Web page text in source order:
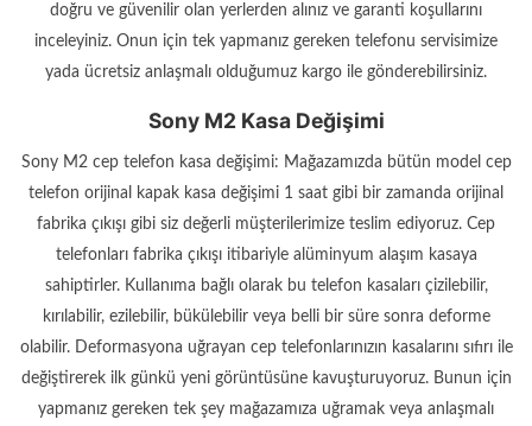
doğru ve güvenilir olan yerlerden alınız ve garanti koşullarını
inceleyiniz. Onun için tek yapmanız gereken telefonu servisimize
yada ücretsiz anlaşmalı olduğumuz kargo ile gönderebilirsiniz.
Sony M2 Kasa Değişimi
Sony M2 cep telefon kasa değişimi: Mağazamızda bütün model cep
telefon orijinal kapak kasa değişimi 1 saat gibi bir zamanda orijinal
fabrika çıkışı gibi siz değerli müşterilerimize teslim ediyoruz. Cep
telefonları fabrika çıkışı itibariyle alüminyum alaşım kasaya
sahiptirler. Kullanıma bağlı olarak bu telefon kasaları çizilebilir,
kırılabilir, ezilebilir, bükülebilir veya belli bir süre sonra deforme
olabilir. Deformasyona uğrayan cep telefonlarınızın kasalarını sıfırı ile
değiştirerek ilk günkü yeni görüntüsüne kavuşturuyoruz. Bunun için
yapmanız gereken tek şey mağazamıza uğramak veya anlaşmalı